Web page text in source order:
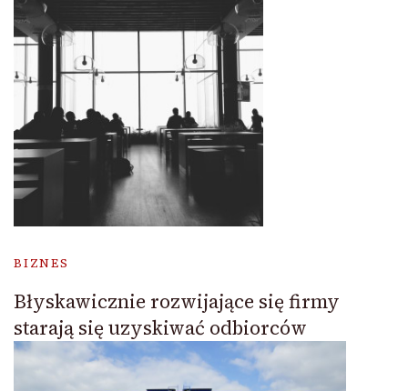
BIZNES
Błyskawicznie rozwijające się firmy
starają się uzyskiwać odbiorców